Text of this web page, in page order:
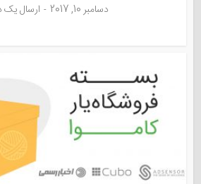
دسامبر 10, 2017 ارسال یک